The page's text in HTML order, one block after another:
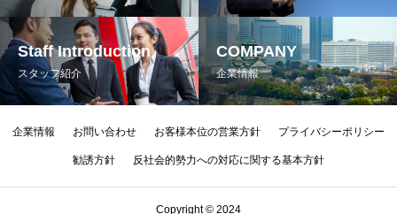
Staff Introduction
スタッフ紹介
COMPANY
企業情報
企業情報 お問い合わせ お客様本位の営業方針 プライバシーポリシー
勧誘方針 反社会的勢力への対応に関する基本方針
Copyright © 2024